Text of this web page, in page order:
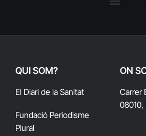
QUI SOM?
El Diari de la Sanitat
Fundació Periodisme
Plural
ON
Carrer
08010,